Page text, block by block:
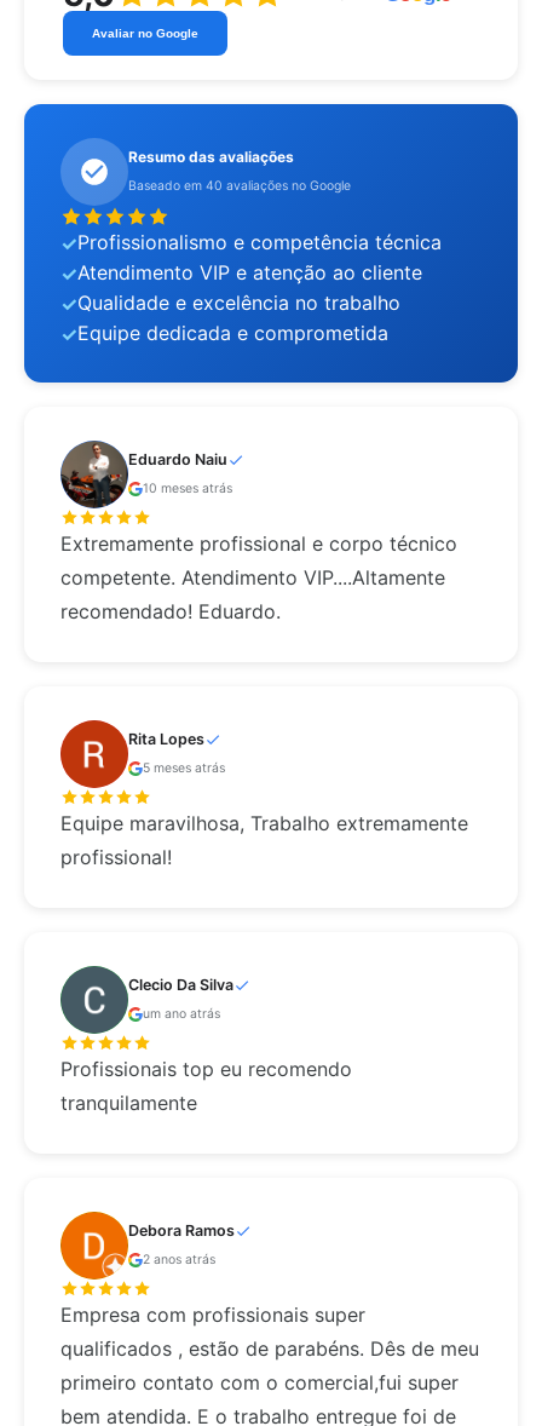
Avaliar no Google
Resumo das avaliações
Baseado em 40 avaliações no Google
Profissionalismo e competência técnica
Atendimento VIP e atenção ao cliente
Qualidade e excelência no trabalho
Equipe dedicada e comprometida
Eduardo Naiu
10 meses atrás
Extremamente profissional e corpo técnico
competente. Atendimento VIP....Altamente
recomendado! Eduardo.
Rita Lopes
5 meses atrás
Equipe maravilhosa, Trabalho extremamente
profissional!
Clecio Da Silva
um ano atrás
Profissionais top eu recomendo
tranquilamente
Debora Ramos
2 anos atrás
Empresa com profissionais super
qualificados , estão de parabéns. Dês de meu
primeiro contato com o comercial,fui super
bem atendida. E o trabalho entregue foi de